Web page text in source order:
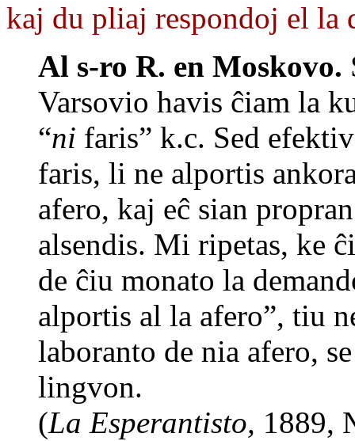
kaj du pliaj respondoj el la
Al s-ro R. en Moskovo.
Varsovio havis ĉiam la
“ni faris” k.c. Sed
faris, li ne alportis
afero, kaj eĉ sian
alsendis. Mi ripetas, ke
de ĉiu monato la
alportis al la afero”, tiu
laboranto de nia afero,
lingvon.
(La Esperantisto, 1889,